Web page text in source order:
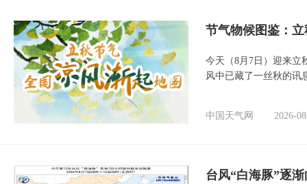
节气物候图鉴：
今天（8月7日）迎来立
风中已藏了一丝秋的讯
中国天气网 2026-
台风“白海豚”逐